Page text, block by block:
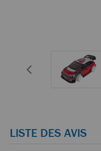
LISTE DES AVIS